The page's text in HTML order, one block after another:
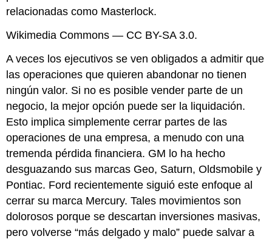
relacionadas como Masterlock.
Wikimedia Commons — CC BY-SA 3.0.
A veces los ejecutivos se ven obligados a admitir que
las operaciones que quieren abandonar no tienen
ningún valor. Si no es posible vender parte de un
negocio, la mejor opción puede ser la liquidación.
Esto implica simplemente cerrar partes de las
operaciones de una empresa, a menudo con una
tremenda pérdida financiera. GM lo ha hecho
desguazando sus marcas Geo, Saturn, Oldsmobile y
Pontiac. Ford recientemente siguió este enfoque al
cerrar su marca Mercury. Tales movimientos son
dolorosos porque se descartan inversiones masivas,
pero volverse “más delgado y malo” puede salvar a